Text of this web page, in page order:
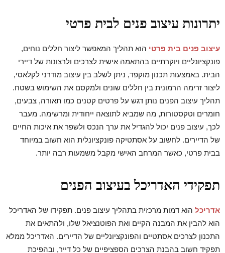
יתרונות עיצוב פנים לבית פרטי
עיצוב פנים בית פרטי הוא תהליך המאפשר ליצור חללים נוחים,
פונקציונליים ויוקרתיים בהתאמה אישית לצרכים ולרצונות של דיירי
הבית. באמצעות תכנון מוקפד, ניתן לשלב בין עיצוב מודרני לקלאסי,
ליצור זרימה הרמונית בין חללים שונים ולמקסם את השימוש בשטח.
תהליך עיצוב הפנים נותן דגש על פרטים קטנים כמו תאורה, צבעים,
חומרים וטקסטורות, מה שמביא לתוצאה ייחודית ומרשימה. מעבר
לכך, עיצוב פנים יכול להגדיל את ערך הנכס ולשפר את איכות החיים
של הדיירים. לחשוב על אסתטיקה פונקציונלית הוא חשוב במיוחד
בבית פרטי, כאשר המרחב האישי מקבל משמעות רבה יותר.
תפקידי האדריכל בעיצוב הפנים
אדריכל הוא דמות מרכזית בתהליך עיצוב פנים. תפקידו של האדריכל
הוא להבין את המבנה הקיים ואת הפוטנציאל שלו, ולהתאים את
התכנון לצרכים אסתטיים והפונקציונליים של הדיירים. האדריכל ממלא
תפקיד חשוב בהבנת הצרכים הספציפיים של כל דייר, ובהפיכת